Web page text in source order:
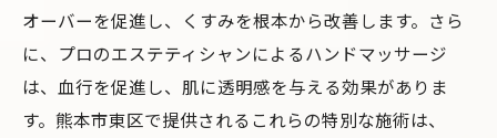
オーバーを促進し、くすみを根本から改善します。さら
に、プロのエステティシャンによるハンドマッサージ
は、血行を促進し、肌に透明感を与える効果がありま
す。熊本市東区で提供されるこれらの特別な施術は、